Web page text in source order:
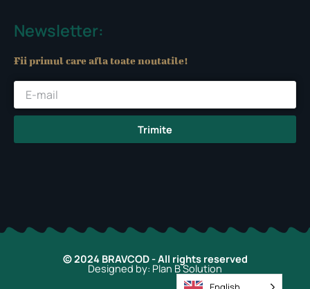
b
o
o
f
r e
Newsletter:
Fii primul care afla toate noutatile!
Trimite
© 2024 BRAVCOD - All rights reserved
Designed by: Plan B Solution